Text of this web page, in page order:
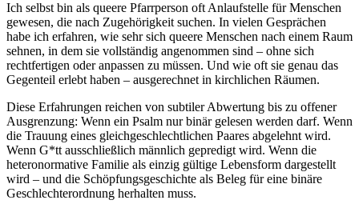
Ich selbst bin als queere Pfarrperson oft Anlaufstelle für Menschen
gewesen, die nach Zugehörigkeit suchen. In vielen Gesprächen
habe ich erfahren, wie sehr sich queere Menschen nach einem Raum
sehnen, in dem sie vollständig angenommen sind – ohne sich
rechtfertigen oder anpassen zu müssen. Und wie oft sie genau das
Gegenteil erlebt haben – ausgerechnet in kirchlichen Räumen.
Diese Erfahrungen reichen von subtiler Abwertung bis zu offener
Ausgrenzung: Wenn ein Psalm nur binär gelesen werden darf. Wenn
die Trauung eines gleichgeschlechtlichen Paares abgelehnt wird.
Wenn G*tt ausschließlich männlich gepredigt wird. Wenn die
heteronormative Familie als einzig gültige Lebensform dargestellt
wird – und die Schöpfungsgeschichte als Beleg für eine binäre
Geschlechterordnung herhalten muss.